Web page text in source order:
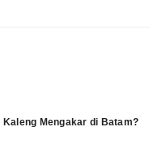
Kaleng Mengakar di Batam?